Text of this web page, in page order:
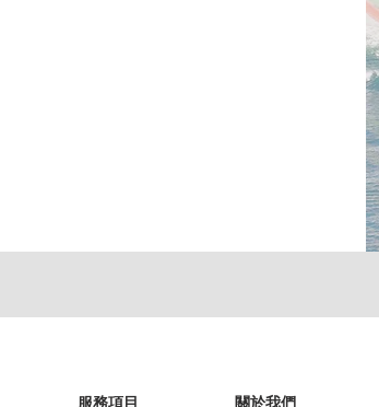
​服務項目 關於我們